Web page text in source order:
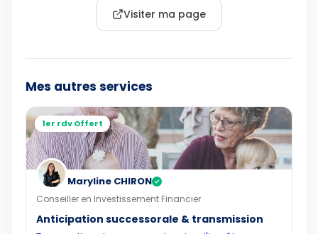
Visiter ma page
Mes autres services
1er rdv Offert
Maryline CHIRON ✓
Conseiller en Investissement Financier
Anticipation successorale & transmission